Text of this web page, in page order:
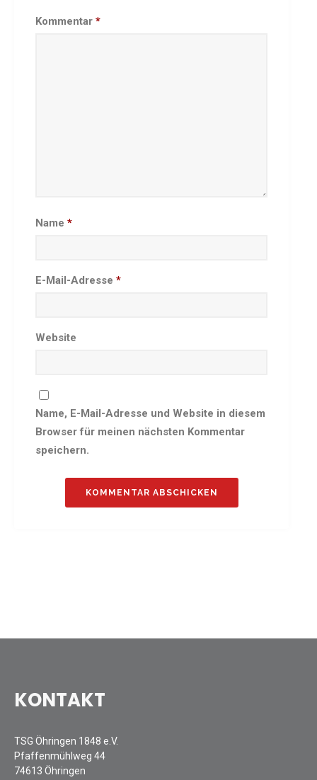
Kommentar *
Name *
E-Mail-Adresse *
Website
Name, E-Mail-Adresse und Website in diesem
Browser für meinen nächsten Kommentar
speichern.
KONTAKT
TSG Öhringen 1848 e.V.
Pfaffenmühlweg 44
74613 Öhringen